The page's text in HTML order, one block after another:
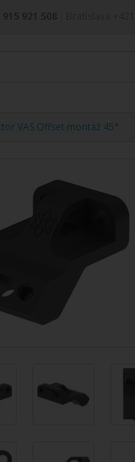
921 508
VAS Offset montáž 45°